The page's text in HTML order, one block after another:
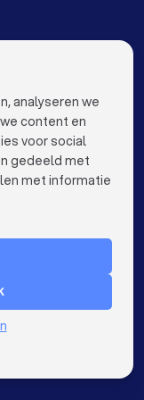
in Tilburg
in Nijmegen
in Haarlem
in Amersfoort
in Leiden
in Zoetermeer
keyboard_arrow_down
analyseren we
content en
voor social
gedeeld met
met informatie